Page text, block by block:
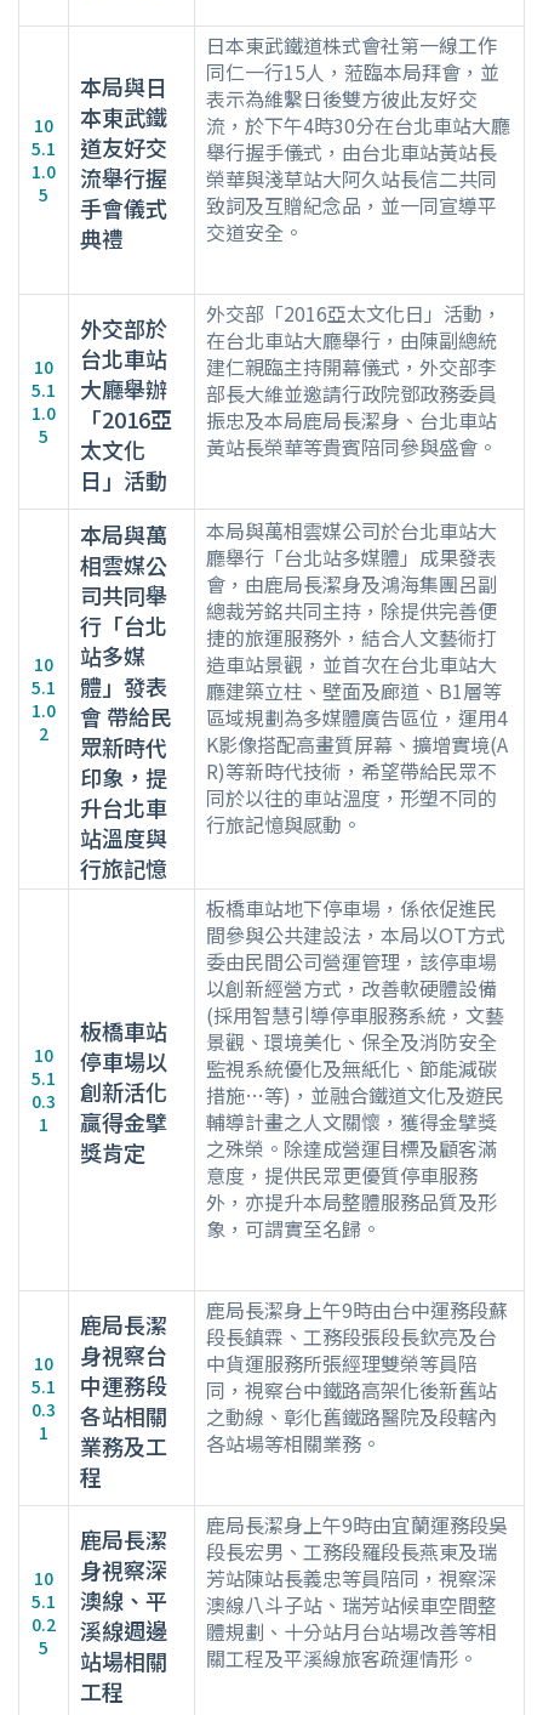
10
5.1
1.0
5
本局與日
本東武鐵
道友好交
流舉行握
手會儀式
典禮
日本東武鐵道株式會社第一線工作
同仁一行15人，蒞臨本局拜會，並
表示為維繫日後雙方彼此友好交
流，於下午4時30分在台北車站大廳
舉行握手儀式，由台北車站黃站長
榮華與淺草站大阿久站長信二共同
致詞及互贈紀念品，並一同宣導平
交道安全。
10
5.1
1.0
5
外交部於
台北車站
大廳舉辦
「2016亞
太文化
日」活動
外交部「2016亞太文化日」活動，
在台北車站大廳舉行，由陳副總統
建仁親臨主持開幕儀式，外交部李
部長大維並邀請行政院鄧政務委員
振忠及本局鹿局長潔身、台北車站
黃站長榮華等貴賓陪同參與盛會。
10
5.1
1.0
2
本局與萬
相雲媒公
司共同舉
行「台北
站多媒
體」發表
會 帶給民
眾新時代
印象，提
升台北車
站溫度與
行旅記憶
本局與萬相雲媒公司於台北車站大
廳舉行「台北站多媒體」成果發表
會，由鹿局長潔身及鴻海集團呂副
總裁芳銘共同主持，除提供完善便
捷的旅運服務外，結合人文藝術打
造車站景觀，並首次在台北車站大
廳建築立柱、壁面及廊道、B1層等
區域規劃為多媒體廣告區位，運用4
K影像搭配高畫質屏幕、擴增實境(A
R)等新時代技術，希望帶給民眾不
同於以往的車站溫度，形塑不同的
行旅記憶與感動。
10
5.1
0.3
1
板橋車站
停車場以
創新活化
贏得金擘
獎肯定
板橋車站地下停車場，係依促進民
間參與公共建設法，本局以OT方式
委由民間公司營運管理，該停車場
以創新經營方式，改善軟硬體設備
(採用智慧引導停車服務系統，文藝
景觀、環境美化、保全及消防安全
監視系統優化及無紙化、節能減碳
措施…等)，並融合鐵道文化及遊民
輔導計畫之人文關懷，獲得金擘獎
之殊榮。除達成營運目標及顧客滿
意度，提供民眾更優質停車服務
外，亦提升本局整體服務品質及形
象，可謂實至名歸。
10
5.1
0.3
1
鹿局長潔
身視察台
中運務段
各站相關
業務及工
程
鹿局長潔身上午9時由台中運務段蘇
段長鎮霖、工務段張段長欽亮及台
中貨運服務所張經理雙榮等員陪
同，視察台中鐵路高架化後新舊站
之動線、彰化舊鐵路醫院及段轄內
各站場等相關業務。
10
5.1
0.2
5
鹿局長潔
身視察深
澳線、平
溪線週邊
站場相關
工程
鹿局長潔身上午9時由宜蘭運務段吳
段長宏男、工務段羅段長燕東及瑞
芳站陳站長義忠等員陪同，視察深
澳線八斗子站、瑞芳站候車空間整
體規劃、十分站月台站場改善等相
關工程及平溪線旅客疏運情形。